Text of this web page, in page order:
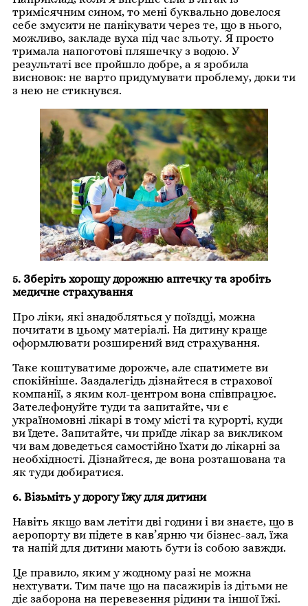
тримісячним сином, то мені буквально довелося
себе змусити не панікувати через те, що в нього,
можливо, закладе вуха під час зльоту. Я просто
тримала напоготові пляшечку з водою. У
результаті все пройшло добре, а я зробила
висновок: не варто придумувати проблему, доки ти
з нею не стикнувся.
5. Зберіть хорошу дорожню аптечку та зробіть
медичне страхування
Про ліки, які знадобляться у поїздці, можна
почитати в цьому матеріалі. На дитину краще
оформлювати розширений вид страхування.
Таке коштуватиме дорожче, але спатимете ви
спокійніше. Заздалегідь дізнайтеся в страхової
компанії, з яким кол-центром вона співпрацює.
Зателефонуйте туди та запитайте, чи є
україномовні лікарі в тому місті та курорті, куди
ви їдете. Запитайте, чи приїде лікар за викликом
чи вам доведеться самостійно їхати до лікарні за
необхідності. Дізнайтеся, де вона розташована та
як туди добиратися.
6. Візьміть у дорогу їжу для дитини
Навіть якщо вам летіти дві години і ви знаєте, що в
аеропорту ви підете в кав’ярню чи бізнес-зал, їжа
та напій для дитини мають бути із собою завжди.
Це правило, яким у жодному разі не можна
нехтувати. Тим паче що на пасажирів із дітьми не
діє заборона на перевезення рідини та іншої їжі.